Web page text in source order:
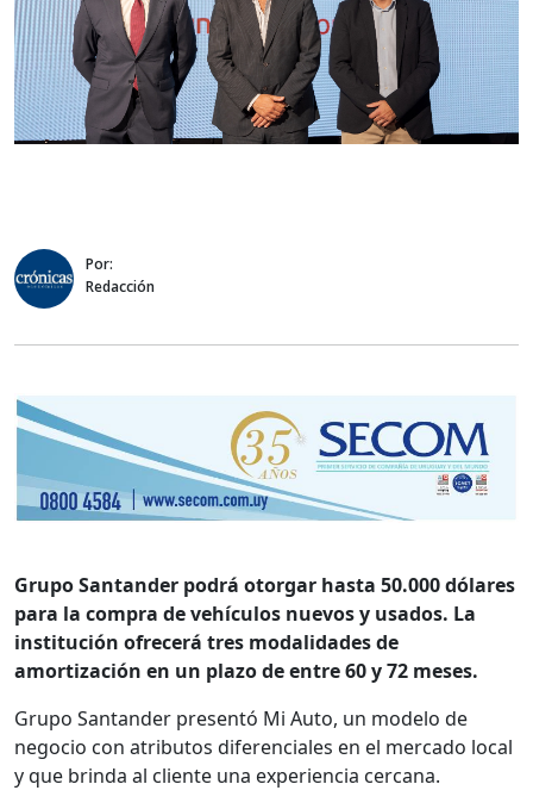
Por:
Redacción
Grupo Santander podrá otorgar hasta 50.000 dólares
para la compra de vehículos nuevos y usados. La
institución ofrecerá tres modalidades de
amortización en un plazo de entre 60 y 72 meses.
Grupo Santander presentó Mi Auto, un modelo de
negocio con atributos diferenciales en el mercado local
y que brinda al cliente una experiencia cercana.